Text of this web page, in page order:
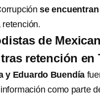
se
de
retención en
y Eduardo Buendía
como parte